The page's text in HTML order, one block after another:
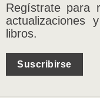
Regístrate para
actualizaciones
libros.
Suscribirse